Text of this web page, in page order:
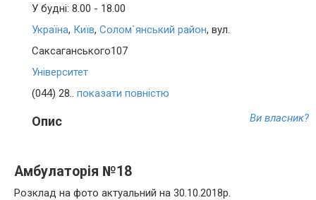
У будні: 8.00 - 18.00
Україна, Київ, Солом`янський район, вул.
Саксаганського107
Університет
(044) 28.. показати повністю
Ви власник?
Опис
Амбулаторія №18
Розклад на фото актуальний на 30.10.2018р.